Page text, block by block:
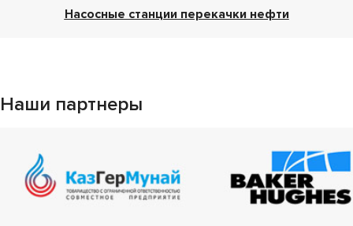
Насосные станции перекачки нефти
Наши партнеры